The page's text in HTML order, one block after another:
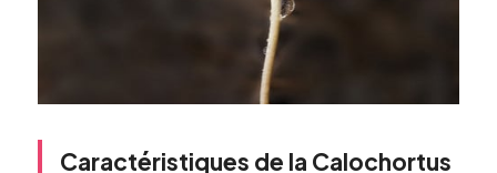
Caractéristiques de la Calochortus